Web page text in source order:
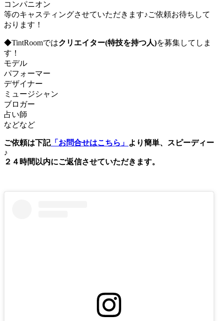
コンパニオン
等のキャスティングさせていただきます♪ご依頼お待ちして
おります！
◆TintRoomではクリエイター(特技を持つ人)を募集してしま
す！
モデル
パフォーマー
デザイナー
ミュージシャン
ブロガー
占い師
などなど
ご依頼は下記「お問合せはこちら」 より簡単、スピーディー
♪
２４時間以内にご返信させていただきます。